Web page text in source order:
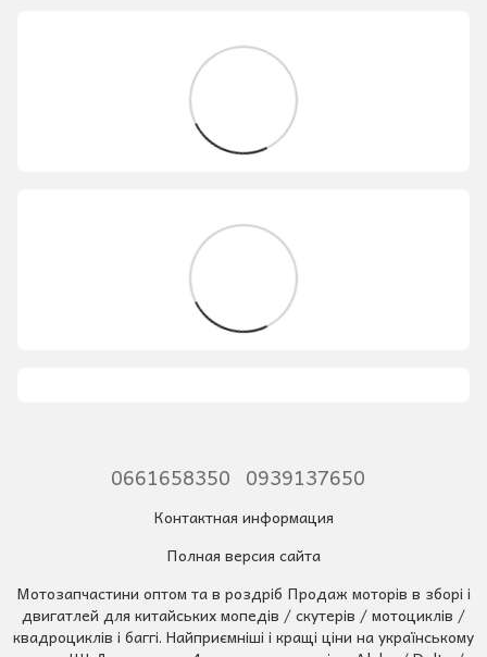
0661658350 0939137650
Контактная информация
Полная версия сайта
Мотозапчастини оптом та в роздріб Продаж моторів в зборі і
двигатлей для китайських мопедів / скутерів / мотоциклів /
квадроциклів і баггі. Найприємніші і кращі ціни на українському